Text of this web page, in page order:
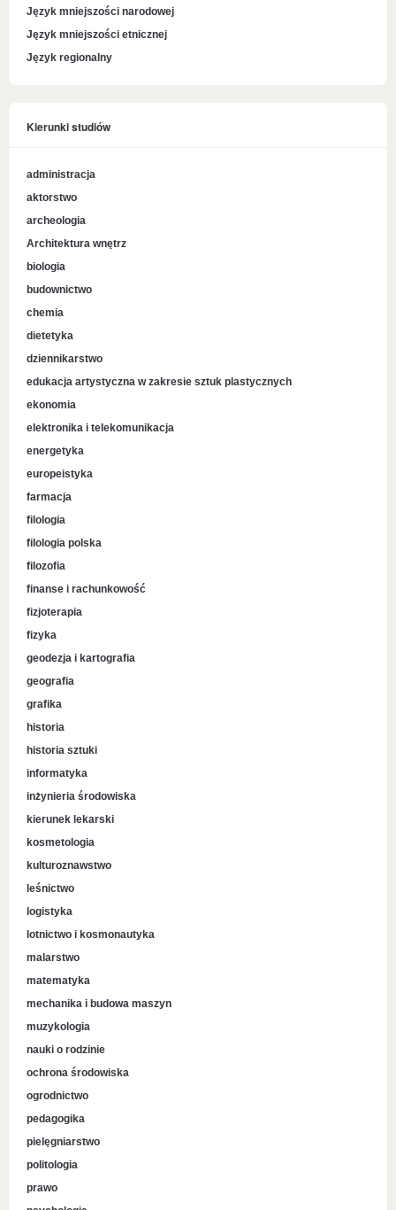
Język mniejszości narodowej
Język mniejszości etnicznej
Język regionalny
Kierunki studiów
administracja
aktorstwo
archeologia
Architektura wnętrz
biologia
budownictwo
chemia
dietetyka
dziennikarstwo
edukacja artystyczna w zakresie sztuk plastycznych
ekonomia
elektronika i telekomunikacja
energetyka
europeistyka
farmacja
filologia
filologia polska
filozofia
finanse i rachunkowość
fizjoterapia
fizyka
geodezja i kartografia
geografia
grafika
historia
historia sztuki
informatyka
inżynieria środowiska
kierunek lekarski
kosmetologia
kulturoznawstwo
leśnictwo
logistyka
lotnictwo i kosmonautyka
malarstwo
matematyka
mechanika i budowa maszyn
muzykologia
nauki o rodzinie
ochrona środowiska
ogrodnictwo
pedagogika
pielęgniarstwo
politologia
prawo